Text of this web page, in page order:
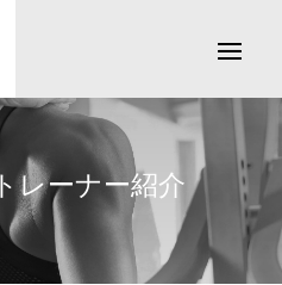
レーナー紹介